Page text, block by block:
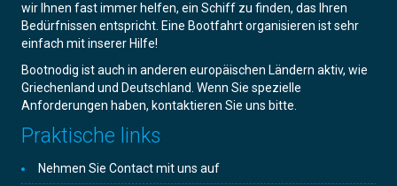
wir Ihnen fast immer helfen, ein Schiff zu finden, das Ihren
Bedürfnissen entspricht. Eine Bootfahrt organisieren ist sehr
einfach mit inserer Hilfe!
Bootnodig ist auch in anderen europäischen Ländern aktiv, wie
Griechenland und Deutschland. Wenn Sie spezielle
Anforderungen haben, kontaktieren Sie uns bitte.
Praktische links
Nehmen Sie Contact mit uns auf